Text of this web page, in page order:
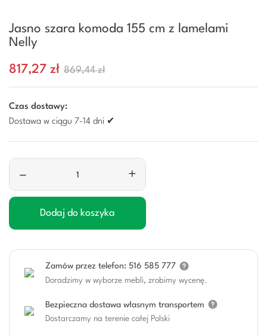
Jasno szara komoda 155 cm z lamelami
Nelly
817,27 zł 869,44 zł
Czas dostawy:
Dostawa w ciągu 7-14 dni ✔
– +
Dodaj do koszyka
Zamów przez telefon: 516 585 777
Doradzimy w wyborze mebli, zrobimy wycenę.
Bezpieczna dostawa własnym transportem
Dostarczamy na terenie całej Polski